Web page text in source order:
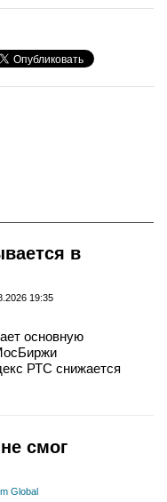
в
19:35
основную
РТС снижается
смог
Global